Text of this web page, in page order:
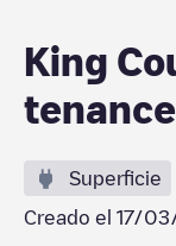
King
Superficie
Creado el 17/